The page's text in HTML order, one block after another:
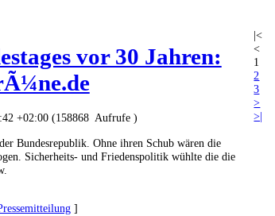
vor 30 Jahren:
+02:00 (158868 Aufrufe )
Bundesrepublik. Ohne ihren Schub wären die
Sicherheits- und Friedenspolitik wühlte die die
]
|<
<
1
2
3
>
>|